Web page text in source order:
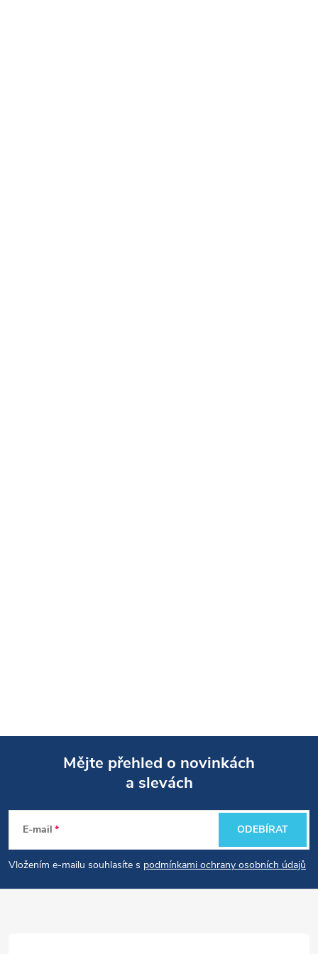
p
a
Mějte přehled o novinkách
a slevách
E-mail
Vložením e-mailu souhlasíte s podmínkami ochrany osobních údajů
ODEBÍRAT